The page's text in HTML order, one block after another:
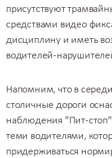
присутствуют
средствами видео
дисциплину и иметь
водителей-
Напомним, что в
столичные дороги
наблюдения "Пит-
теми водителями,
придерживаться